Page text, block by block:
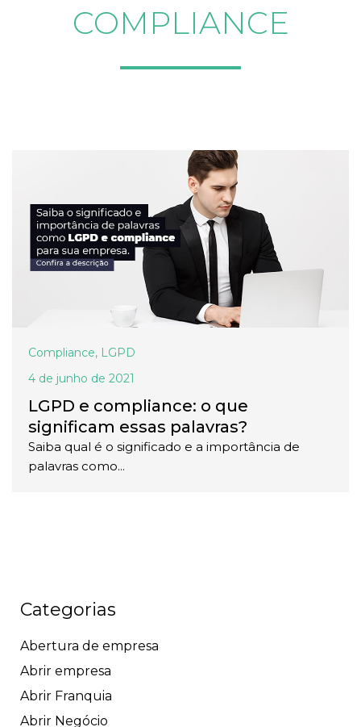
COMPLIANCE
Compliance, LGPD
4 de junho de 2021
LGPD e compliance: o que
significam essas palavras?
Saiba qual é o significado e a importância de
palavras como...
Categorias
Abertura de empresa
Abrir empresa
Abrir Franquia
Abrir Negócio